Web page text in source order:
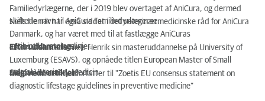
Familiedyrlægerne, der i 2019 blev overtaget af AniCura, og dermed
skiftede navn til AniCura Familiedyrlægerne.
Niels Henrik har også siddet i det veterinærmedicinske råd for AniCura
Danmark, og har været med til at fastlægge AniCuras
antibiotikaretningslinjer.
Efteruddannelse:
I 2014 afsluttede Niels Henrik sin masteruddannelse på University of
Luxemburg (ESAVS), og opnåede titlen European Master of Small
Animal Veterinary Medicin.
Udgivede artikler:
Niels Henrik er medforfatter til "Zoetis EU consensus statement on
diagnostic lifestage guidelines in preventive medicine”